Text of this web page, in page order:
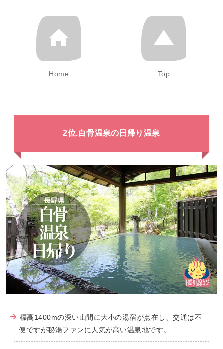
Home Top
2位.白骨温泉の日帰り温泉
標高1400mの深い山間に大小の湯宿が点在し、交通は不
便ですが秘湯ファンに人気が高い温泉地です。